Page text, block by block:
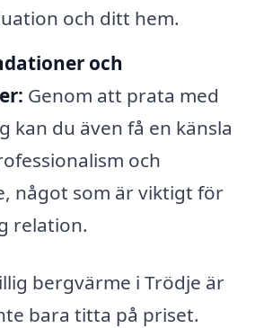
och ditt hem.
och
Genom att prata med
kan du även få en känsla
och
något som är viktigt för
relation.
bergvärme i Trödje är
bara titta på priset.